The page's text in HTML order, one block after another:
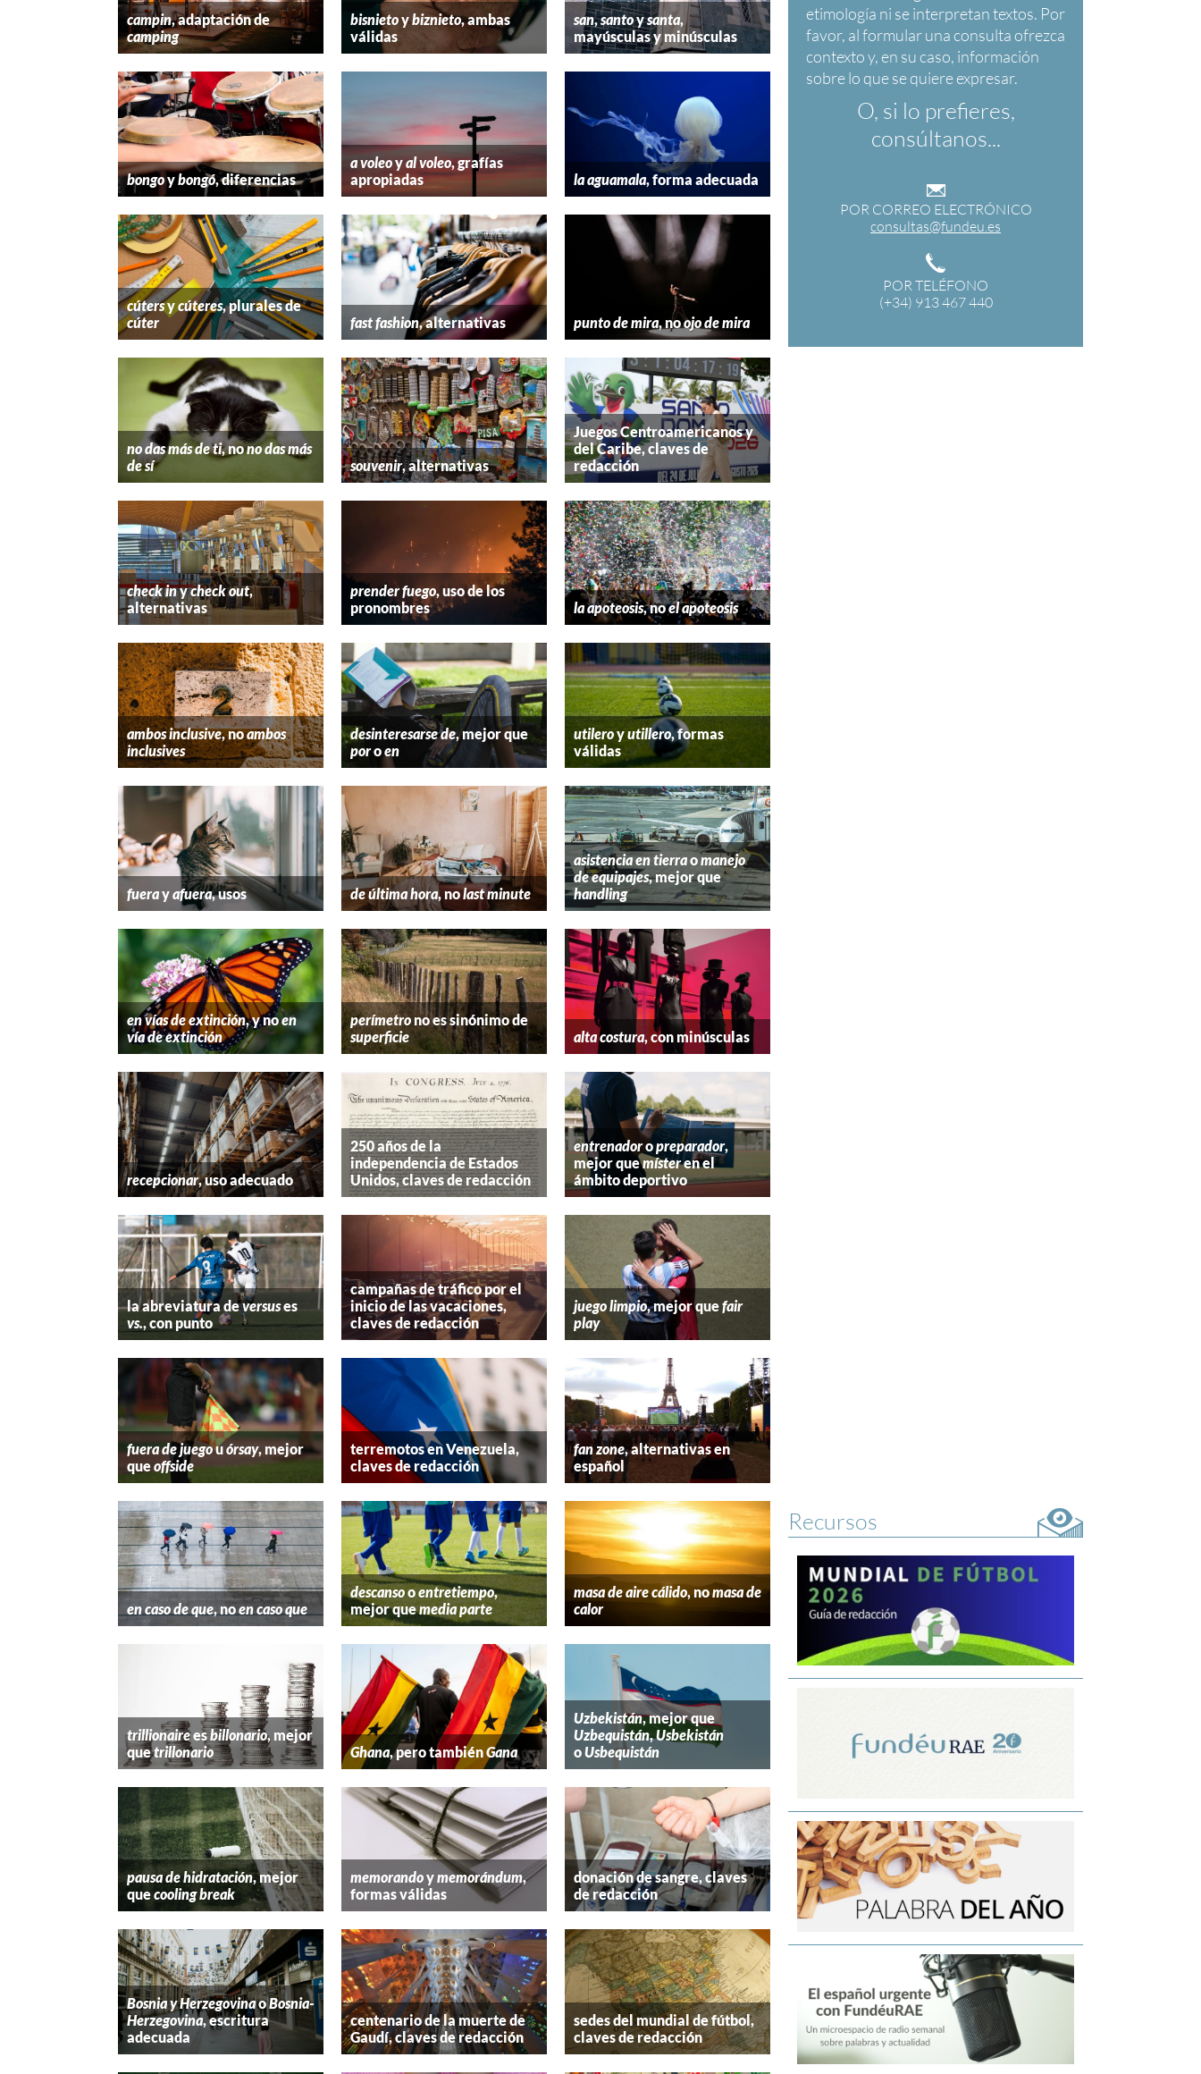
O, si lo prefieres,
consúltanos...
POR CORREO ELECTRÓNICO
consultas@fundeu.es
POR TELÉFONO
(+34) 913 467 440
campin, adaptación de
camping
bisnietoybiznieto, ambas
válidas
san,santoysanta,
mayúsculas y minúsculas
bongoybongó, diferencias
a voleoyal voleo, grafías
apropiadas
la aguamala, forma adecuada
cútersycúteres, plurales de
cúter
fast fashion, alternativas punto de mira, noojo de mira
no das más de ti, nono das más
de sí
souvenir, alternativas
Juegos Centroamericanos y
del Caribe, claves de
redacción
check inycheck out,
alternativas
prender fuego, uso de los
pronombres
la apoteosis, noel apoteosis
ambos inclusive, noambos
inclusives
desinteresarse de, mejor que
poroen
utileroyutillero, formas
válidas
fuerayafuera, usos de última hora, nolast minute
asistencia en tierraomanejo
de equipajes, mejor que
handling
en vías de extinción, y noen
vía de extinción
perímetrono es sinónimo de
superficie
alta costura, con minúsculas
recepcionar, uso adecuado
250 años de la
independencia de Estados
Unidos, claves de redacción
entrenadoropreparador,
mejor quemísteren el
ámbito deportivo
la abreviatura deversuses
vs., con punto
campañas de tráfico por el
inicio de las vacaciones,
claves de redacción
juego limpio, mejor quefair
play
fuera de juegouórsay, mejor
queoffside
terremotos en Venezuela,
claves de redacción
fan zone, alternativas en
español
en caso de que, noen caso que
descansooentretiempo,
mejor quemedia parte
masa de aire cálido, nomasa de
calor
trillionaireesbillonario, mejor
quetrillonario Ghana, pero tambiénGana
Uzbekistán, mejor que
Uzbequistán,Usbekistán
oUsbequistán
pausa de hidratación, mejor
quecooling break
memorandoymemorándum,
formas válidas
donación de sangre, claves
de redacción
Bosnia y HerzegovinaoBosnia-
Herzegovina, escritura
adecuada
centenario de la muerte de
Gaudí, claves de redacción
sedes del mundial de fútbol,
claves de redacción
Recursos